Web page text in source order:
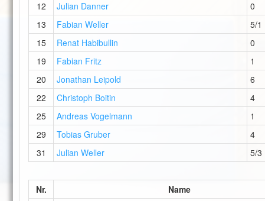
12
Julian Danner
0
13
Fabian Weller
5/1
15
Renat Habibullin 0
19
Fabian Fritz
1
20
Jonathan Leipold 6
22
Christoph Boitin
4
25
Andreas Vogelmann
1
29
Tobias Gruber 4
31
Julian Weller 5/3
Nr. Name